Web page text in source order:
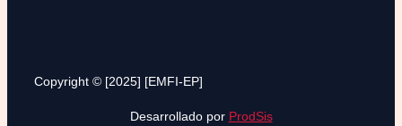
Copyright © [2025] [EMFI-EP]
Desarrollado por ProdSis